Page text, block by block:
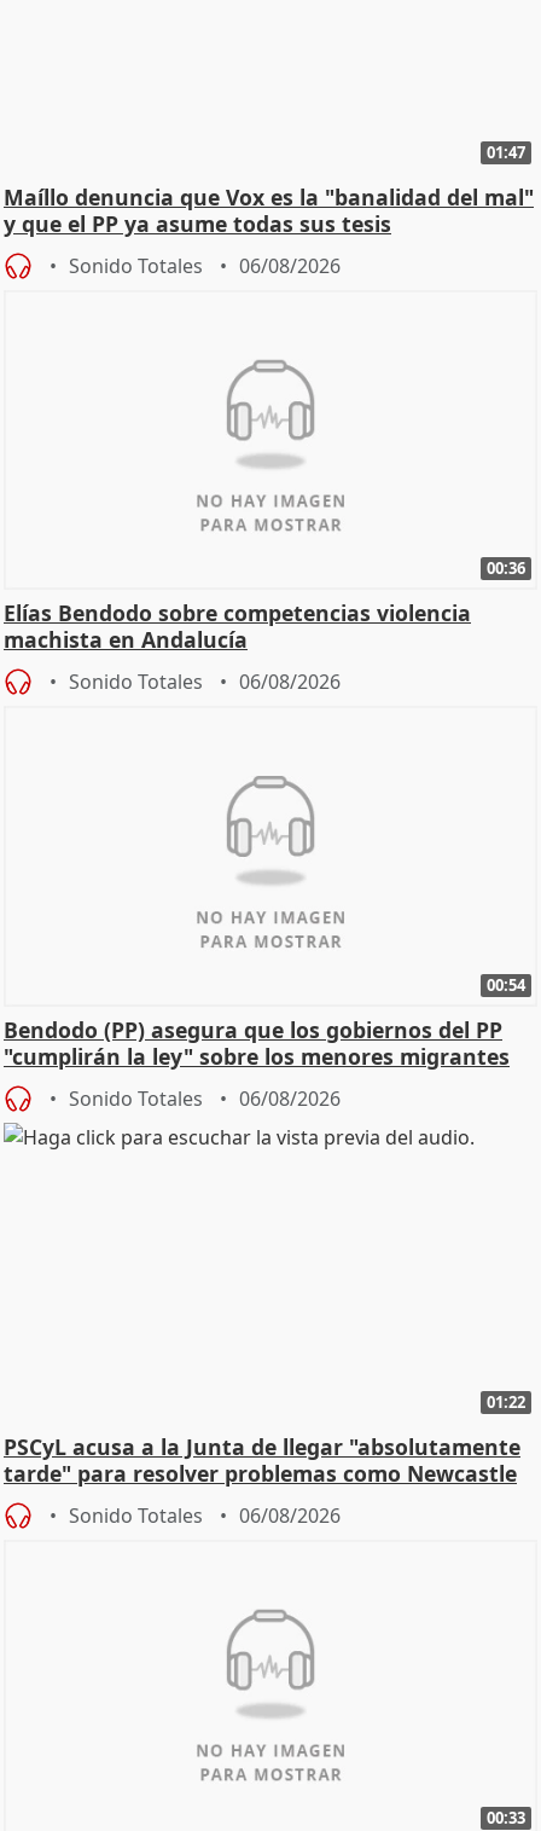
01:47
Maíllo denuncia que Vox es la "banalidad del mal"
y que el PP ya asume todas sus tesis
Sonido Totales 06/08/2026
00:36
Elías Bendodo sobre competencias violencia
machista en Andalucía
Sonido Totales 06/08/2026
00:54
Bendodo (PP) asegura que los gobiernos del PP
"cumplirán la ley" sobre los menores migrantes
Sonido Totales 06/08/2026
01:22
PSCyL acusa a la Junta de llegar "absolutamente
tarde" para resolver problemas como Newcastle
Sonido Totales 06/08/2026
00:33